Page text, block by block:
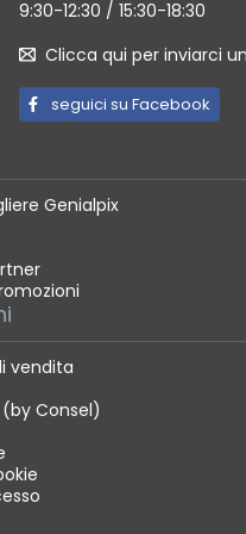
(gamma di velocità
la disponibilità varia in base
:Scatto
del bianco: Automatico
ambiente/priorità
Nuvoloso, Tungsteno,
Temperatura
bilanciamento del
+/-9
Verde +/-9
9:30-12:30 / 15:30-18:30
Clicca qui per inviarci
seguici su Facebook
Genialpix
vendita
Consel)